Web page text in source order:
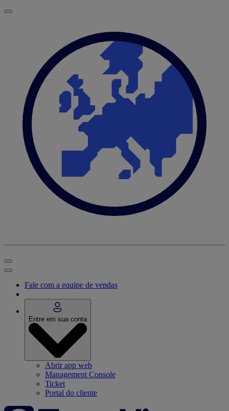
Fale com a equipe de vendas
Entre em sua conta
Abrir app web
Management Console
Ticket
Portal do cliente